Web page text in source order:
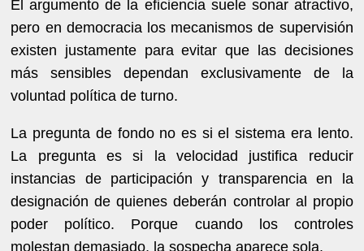
El argumento de la eficiencia suele sonar atractivo,
pero en democracia los mecanismos de supervisión
existen justamente para evitar que las decisiones
más sensibles dependan exclusivamente de la
voluntad política de turno.
La pregunta de fondo no es si el sistema era lento.
La pregunta es si la velocidad justifica reducir
instancias de participación y transparencia en la
designación de quienes deberán controlar al propio
poder político. Porque cuando los controles
molestan demasiado, la sospecha aparece sola.